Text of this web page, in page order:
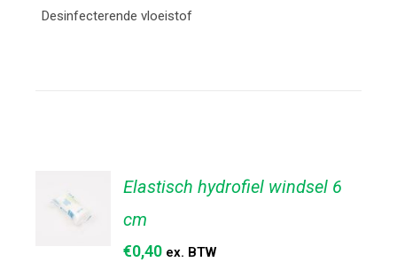
DETAILS
Desinfecterende vloeistof
Elastisch hydrofiel windsel 6
cm
€0,40 ex. BTW